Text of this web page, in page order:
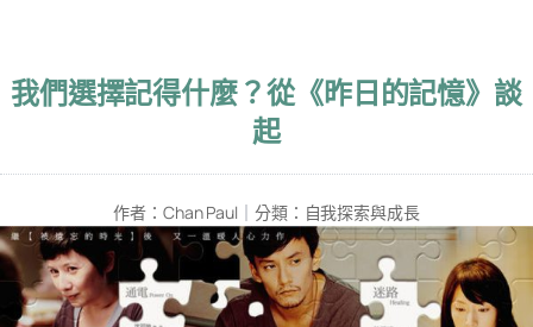
我們選擇記得什麼？從《昨日的記憶》談
起
作者： Chan Paul ｜ 分類： 自我探索與成長